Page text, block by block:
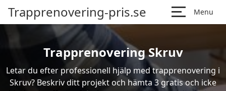
Trapprenovering-pris.se Menu
Trapprenovering Skruv
Letar du efter professionell hjälp med trapprenovering i
Skruv? Beskriv ditt projekt och hämta 3 gratis och icke